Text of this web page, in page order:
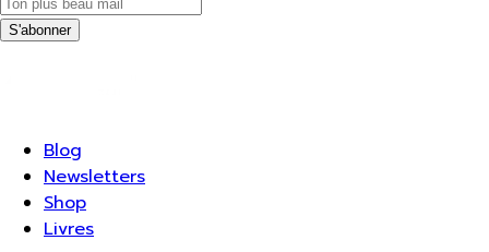
S'abonner
Blog
Newsletters
Shop
Livres